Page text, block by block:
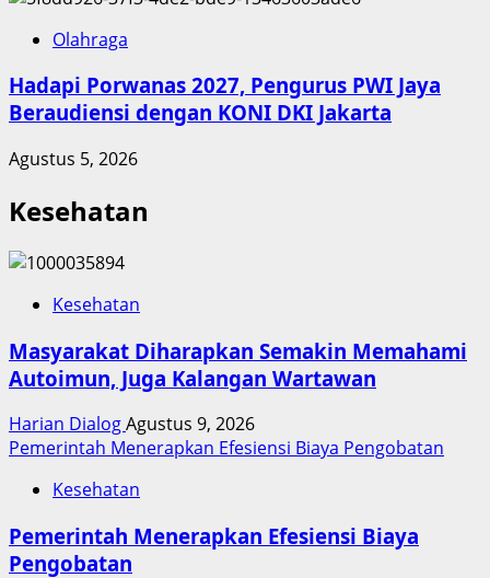
Olahraga
Hadapi Porwanas 2027, Pengurus PWI Jaya
Beraudiensi dengan KONI DKI Jakarta
Agustus 5, 2026
Kesehatan
Kesehatan
Masyarakat Diharapkan Semakin Memahami
Autoimun, Juga Kalangan Wartawan
Harian DialogAgustus 9, 2026
Pemerintah Menerapkan Efesiensi Biaya Pengobatan
Kesehatan
Pemerintah Menerapkan Efesiensi Biaya
Pengobatan